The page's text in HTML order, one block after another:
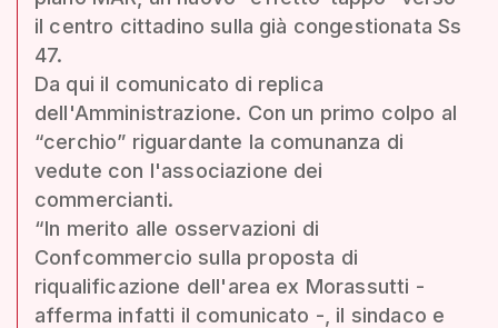
il centro cittadino sulla già congestionata Ss
47.
Da qui il comunicato di replica
dell'Amministrazione. Con un primo colpo al
“cerchio” riguardante la comunanza di
vedute con l'associazione dei
commercianti.
“In merito alle osservazioni di
Confcommercio sulla proposta di
riqualificazione dell'area ex Morassutti -
afferma infatti il comunicato -, il sindaco e